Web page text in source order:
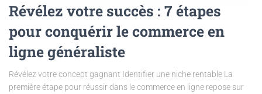
Révélez votre succès : 7 étapes
pour conquérir le commerce en
ligne généraliste
Révélez votre concept gagnant Identifier une niche rentable La
première étape pour réussir dans le commerce en ligne repose sur